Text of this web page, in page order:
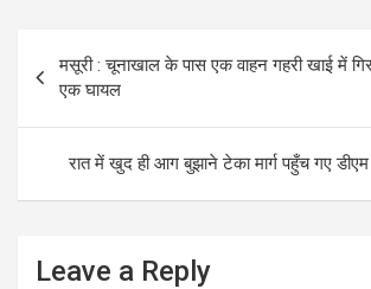
navigation
मसूरी : चूनाखाल के पास एक वाहन गहरी खाई में
एक घायल
रात में खुद ही आग बुझाने टेका मार्ग पहुँच गए
Leave a Reply